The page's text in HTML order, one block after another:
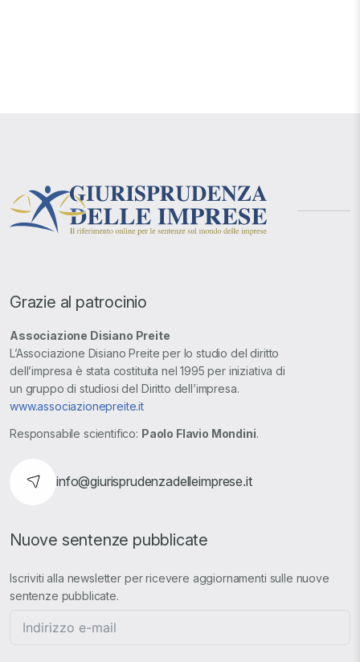
Grazie al patrocinio
Associazione Disiano Preite
L’Associazione Disiano Preite per lo studio del diritto
dell’impresa è stata costituita nel 1995 per iniziativa di
un gruppo di studiosi del Diritto dell’impresa.
www.associazionepreite.it
Responsabile scientifico: Paolo Flavio Mondini.
info@giurisprudenzadelleimprese.it
Nuove sentenze pubblicate
Iscriviti alla newsletter per ricevere aggiornamenti sulle nuove
sentenze pubblicate.